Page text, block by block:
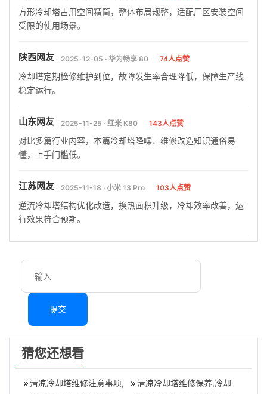
方形冷却塔占用空间精简，整体布局规整，适配厂区安装空间
受限的使用场景。
陕西网友 2025-12-05 · 华为畅享 80 74人点赞
冷却塔定期检修维护到位，故障发生率合理降低，保障生产线
稳定运行。
山东网友 2025-11-25 · 红米 K80 143人点赞
对比多篇行业内容，本篇冷却塔降噪、维修改造知识通俗易
懂，上手门槛低。
江苏网友 2025-11-18 · 小米 13 Pro 103人点赞
逆流冷却塔结构优化改造，换热面积升级，冷却效率改善，运
行效果符合预期。
提交
猜您还想看
清凉冷却塔维修注意事项,
清凉冷却塔维修保养,冷却